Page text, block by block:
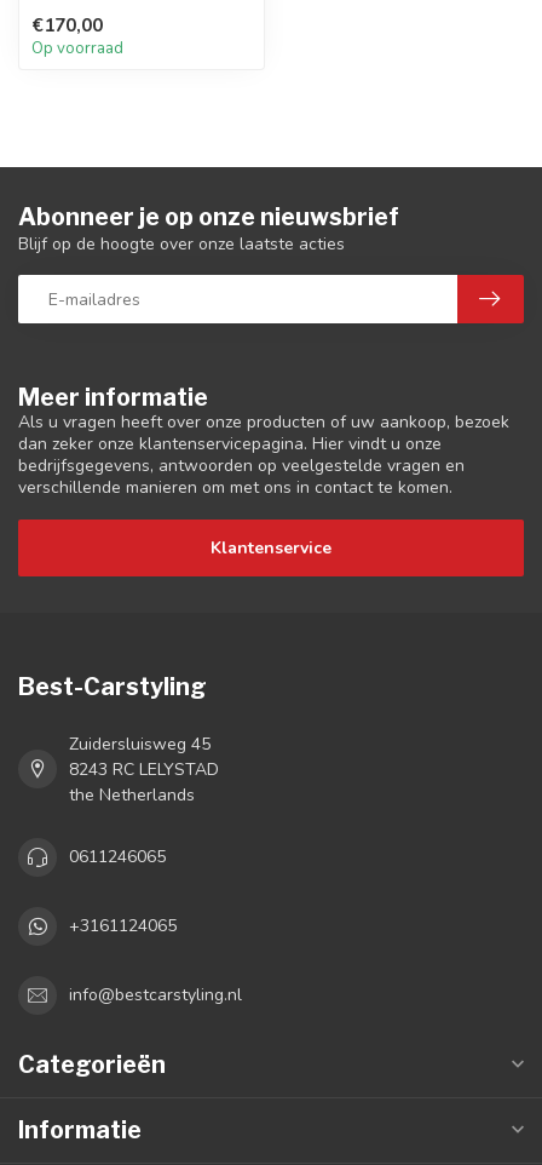
€170,00
Op voorraad
Meer informatie
Als u vragen heeft over onze producten of uw aankoop, bezoek
dan zeker onze klantenservicepagina. Hier vindt u onze
bedrijfsgegevens, antwoorden op veelgestelde vragen en
verschillende manieren om met ons in contact te komen.
Klantenservice
Abonneer je op onze nieuwsbrief
Blijf op de hoogte over onze laatste acties
Best-Carstyling
Zuidersluisweg 45
8243 RC LELYSTAD
the Netherlands
0611246065
+3161124065
info@bestcarstyling.nl
Categorieën
Informatie